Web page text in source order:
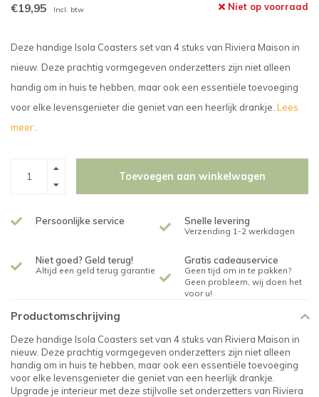
€19,95 Incl. btw Niet op voorraad
Deze handige Isola Coasters set van 4 stuks van Riviera Maison in
nieuw. Deze prachtig vormgegeven onderzetters zijn niet alleen
handig om in huis te hebben, maar ook een essentiële toevoeging
voor elke levensgenieter die geniet van een heerlijk drankje. Lees
meer..
Toevoegen aan winkelwagen
Persoonlijke service Snelle levering
Verzending 1-2 werkdagen
Niet goed? Geld terug!
Altijd een geld terug garantie
Gratis cadeauservice
Geen tijd om in te pakken?
Geen probleem, wij doen het
voor u!
Productomschrijving
Deze handige Isola Coasters set van 4 stuks van Riviera Maison in
nieuw. Deze prachtig vormgegeven onderzetters zijn niet alleen
handig om in huis te hebben, maar ook een essentiële toevoeging
voor elke levensgenieter die geniet van een heerlijk drankje.
Upgrade je interieur met deze stijlvolle set onderzetters van Riviera